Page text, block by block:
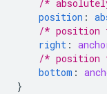
/*
position :
/* position
right :
/* position
bottom :
}